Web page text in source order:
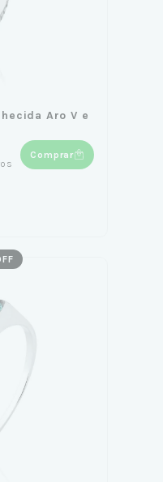
Aro V e
Comprar